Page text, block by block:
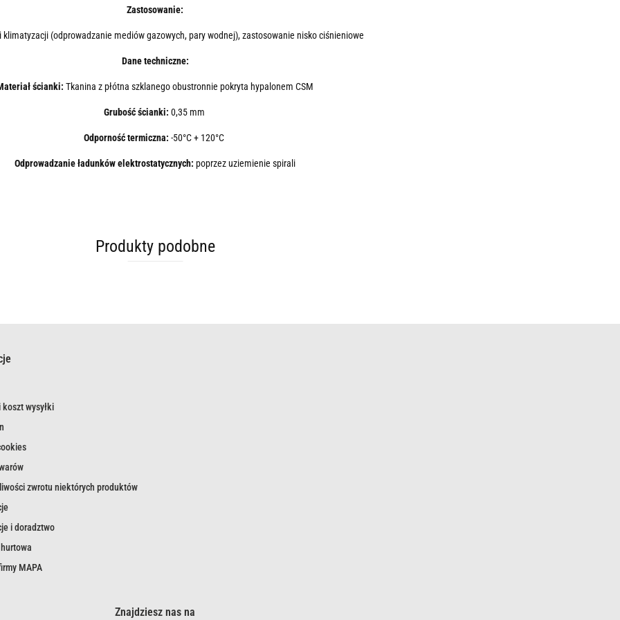
Zastosowanie:
klimatyzacji (odprowadzanie mediów gazowych, pary wodnej), zastosowanie nisko ciśnieniowe
Dane techniczne:
ścianki: Tkanina z płótna szklanego obustronnie pokryta hypalonem CSM
Grubość ścianki: 0,35 mm
Odporność termiczna: -50°C + 120°C
Odprowadzanie ładunków elektrostatycznych: poprzez uziemienie spirali
Produkty podobne
wysyłki
zwrotu niektórych produktów
i doradztwo
MAPA
Znajdziesz nas na